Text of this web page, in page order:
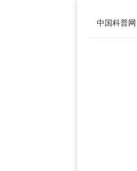
中国科普网